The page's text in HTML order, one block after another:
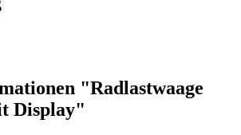
"Radlastwaage
Display"